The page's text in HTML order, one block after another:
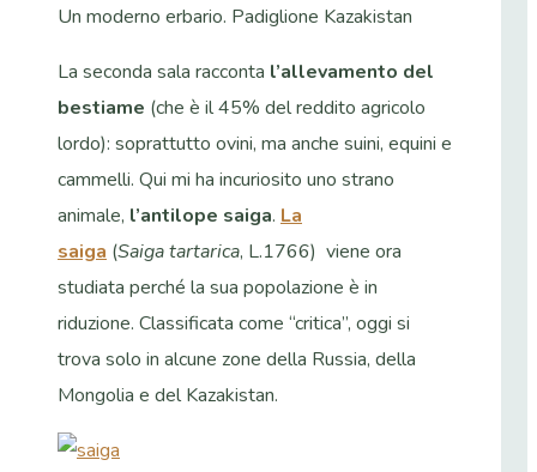
Un moderno erbario. Padiglione Kazakistan
La seconda sala racconta l’allevamento del
bestiame (che è il 45% del reddito agricolo
lordo): soprattutto ovini, ma anche suini, equini e
cammelli. Qui mi ha incuriosito uno strano
animale, l’antilope saiga. La
saiga (Saiga tartarica, L.1766) viene ora
studiata perché la sua popolazione è in
riduzione. Classificata come “critica”, oggi si
trova solo in alcune zone della Russia, della
Mongolia e del Kazakistan.